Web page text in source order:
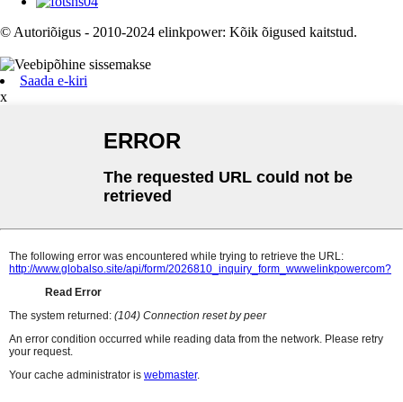
© Autoriõigus - 2010-2024 elinkpower: Kõik õigused kaitstud.
Saada e-kiri
x